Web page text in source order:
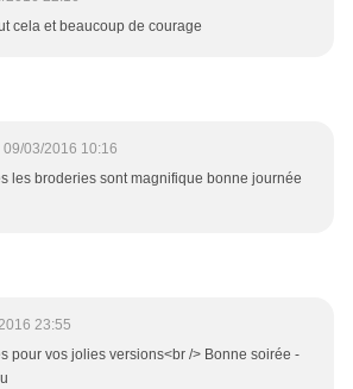
cela et beaucoup de courage
09/03/2016 10:16
les broderies sont magnifique bonne journée
23:55
pour vos jolies versions<br /> Bonne soirée -